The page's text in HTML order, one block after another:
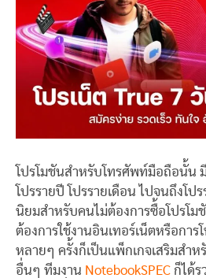
โปรโมชันสำหรับโทรศัพท์มือถือนั้น
โปรรายปี โปรรายเดือน ไปจนถึงโป
นิยมสำหรับคนไม่ต้องการซื้อโปรโม
ต้องการใช้งานอินเทอร์เน็ตหรือการ
หลายๆ ครั้งก็เป็นแพ็กเกจเสริมสำ
อื่นๆ ทีมงาน NotebookSPEC ก็ได้ร